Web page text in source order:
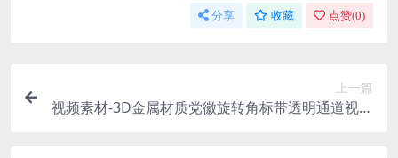
分享 收藏 点赞(0)
上一篇
视频素材-3D金属材质党徽旋转角标带透明通道视频